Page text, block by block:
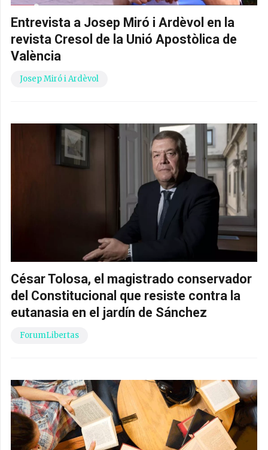
Entrevista a Josep Miró i Ardèvol en la
revista Cresol de la Unió Apostòlica de
València
Josep Miró i Ardèvol
César Tolosa, el magistrado conservador
del Constitucional que resiste contra la
eutanasia en el jardín de Sánchez
ForumLibertas